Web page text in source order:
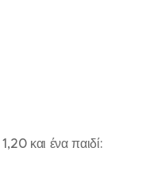
και ένα παιδί: